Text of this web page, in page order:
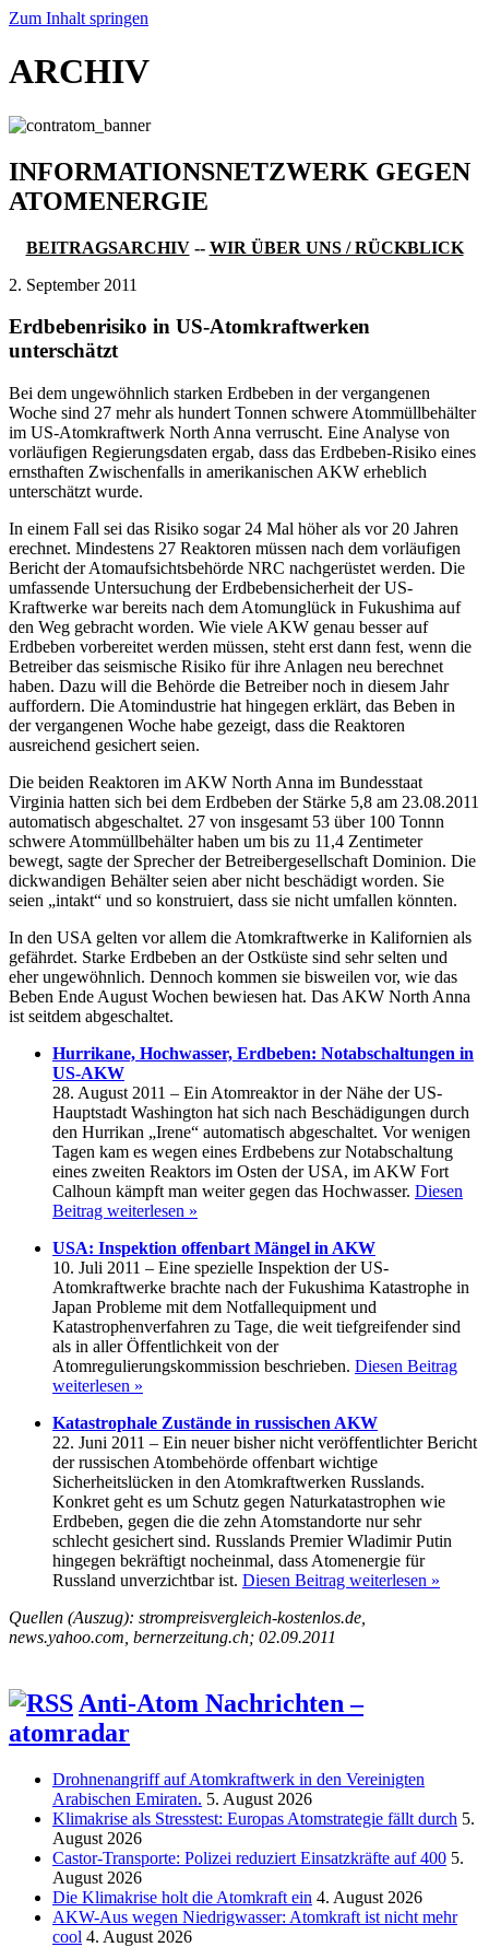
Zum Inhalt springen
ARCHIV
INFORMATIONSNETZWERK GEGEN
ATOMENERGIE
BEITRAGSARCHIV-- WIR ÜBER UNS / RÜCKBLICK
2. September 2011
Erdbebenrisiko in US-Atomkraftwerken
unterschätzt
Bei dem ungewöhnlich starken Erdbeben in der vergangenen
Woche sind 27 mehr als hundert Tonnen schwere Atommüllbehälter
im US-Atomkraftwerk North Anna verruscht. Eine Analyse von
vorläufigen Regierungsdaten ergab, dass das Erdbeben-Risiko eines
ernsthaften Zwischenfalls in amerikanischen AKW erheblich
unterschätzt wurde.
In einem Fall sei das Risiko sogar 24 Mal höher als vor 20 Jahren
erechnet. Mindestens 27 Reaktoren müssen nach dem vorläufigen
Bericht der Atomaufsichtsbehörde NRC nachgerüstet werden. Die
umfassende Untersuchung der Erdbebensicherheit der US-
Kraftwerke war bereits nach dem Atomunglück in Fukushima auf
den Weg gebracht worden. Wie viele AKW genau besser auf
Erdbeben vorbereitet werden müssen, steht erst dann fest, wenn die
Betreiber das seismische Risiko für ihre Anlagen neu berechnet
haben. Dazu will die Behörde die Betreiber noch in diesem Jahr
auffordern. Die Atomindustrie hat hingegen erklärt, das Beben in
der vergangenen Woche habe gezeigt, dass die Reaktoren
ausreichend gesichert seien.
Die beiden Reaktoren im AKW North Anna im Bundesstaat
Virginia hatten sich bei dem Erdbeben der Stärke 5,8 am 23.08.2011
automatisch abgeschaltet. 27 von insgesamt 53 über 100 Tonnn
schwere Atommüllbehälter haben um bis zu 11,4 Zentimeter
bewegt, sagte der Sprecher der Betreibergesellschaft Dominion. Die
dickwandigen Behälter seien aber nicht beschädigt worden. Sie
seien „intakt“ und so konstruiert, dass sie nicht umfallen könnten.
In den USA gelten vor allem die Atomkraftwerke in Kalifornien als
gefährdet. Starke Erdbeben an der Ostküste sind sehr selten und
eher ungewöhnlich. Dennoch kommen sie bisweilen vor, wie das
Beben Ende August Wochen bewiesen hat. Das AKW North Anna
ist seitdem abgeschaltet.
Hurrikane, Hochwasser, Erdbeben: Notabschaltungen in
US-AKW
28. August 2011 – Ein Atomreaktor in der Nähe der US-
Hauptstadt Washington hat sich nach Beschädigungen durch
den Hurrikan „Irene“ automatisch abgeschaltet. Vor wenigen
Tagen kam es wegen eines Erdbebens zur Notabschaltung
eines zweiten Reaktors im Osten der USA, im AKW Fort
Calhoun kämpft man weiter gegen das Hochwasser. Diesen
Beitrag weiterlesen »
USA: Inspektion offenbart Mängel in AKW
10. Juli 2011 – Eine spezielle Inspektion der US-
Atomkraftwerke brachte nach der Fukushima Katastrophe in
Japan Probleme mit dem Notfallequipment und
Katastrophenverfahren zu Tage, die weit tiefgreifender sind
als in aller Öffentlichkeit von der
Atomregulierungskommission beschrieben. Diesen Beitrag
weiterlesen »
Katastrophale Zustände in russischen AKW
22. Juni 2011 – Ein neuer bisher nicht veröffentlichter Bericht
der russischen Atombehörde offenbart wichtige
Sicherheitslücken in den Atomkraftwerken Russlands.
Konkret geht es um Schutz gegen Naturkatastrophen wie
Erdbeben, gegen die die zehn Atomstandorte nur sehr
schlecht gesichert sind. Russlands Premier Wladimir Putin
hingegen bekräftigt nocheinmal, dass Atomenergie für
Russland unverzichtbar ist. Diesen Beitrag weiterlesen »
Quellen (Auszug): strompreisvergleich-kostenlos.de,
news.yahoo.com, bernerzeitung.ch; 02.09.2011
Anti-Atom Nachrichten –
atomradar
Drohnenangriff auf Atomkraftwerk in den Vereinigten
Arabischen Emiraten. 5. August 2026
Klimakrise als Stresstest: Europas Atomstrategie fällt durch 5.
August 2026
Castor-Transporte: Polizei reduziert Einsatzkräfte auf 400 5.
August 2026
Die Klimakrise holt die Atomkraft ein 4. August 2026
AKW-Aus wegen Niedrigwasser: Atomkraft ist nicht mehr
cool 4. August 2026